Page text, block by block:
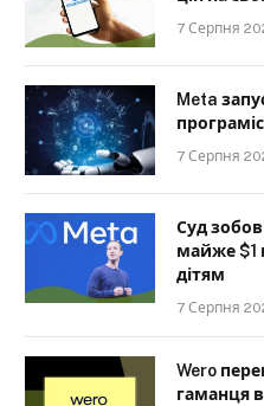
7 Серпня
Meta
7 Серпня
Суд
майже $1
дітям
7 Серпня
Wero
гаманця